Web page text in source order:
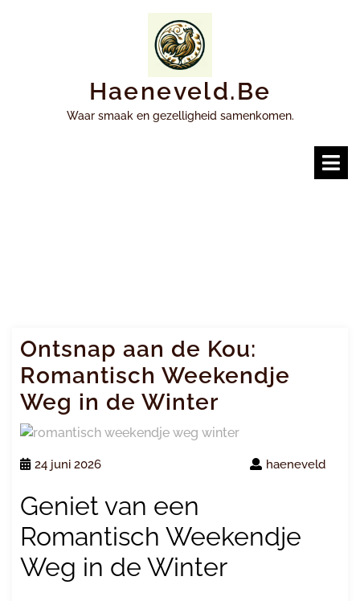
Haeneveld.be
Waar smaak en gezelligheid samenkomen.
Ontsnap aan de Kou:
Romantisch Weekendje
Weg in de Winter
24 juni 2026 haeneveld
Geniet van een
Romantisch Weekendje
Weg in de Winter